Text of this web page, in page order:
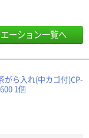
ーション一覧へ
がら入れ(中カゴ付)CP-
1個